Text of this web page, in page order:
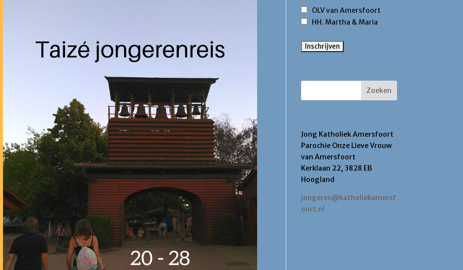
OLV van Amersfoort
HH. Martha & Maria
Jong Katholiek Amersfoort
Parochie Onze Lieve Vrouw
van Amersfoort
Kerklaan 22, 3828 EB
Hoogland
jongeren@katholiekamersf
oort.nl